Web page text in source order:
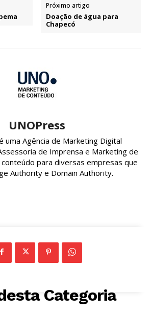
Próximo artigo
Doação de água para
Chapecó
UNOPress
uma Agência de Marketing Digital
de Imprensa e Marketing de
para diversas empresas que
Authority e Domain Authority.
Categoria